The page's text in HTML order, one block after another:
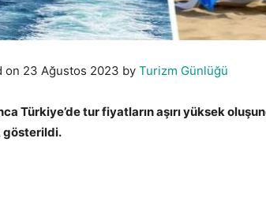
on 23 Ağustos 2023 by Turizm Günlüğü
Türkiye’de tur fiyatların aşırı yüksek
gösterildi.